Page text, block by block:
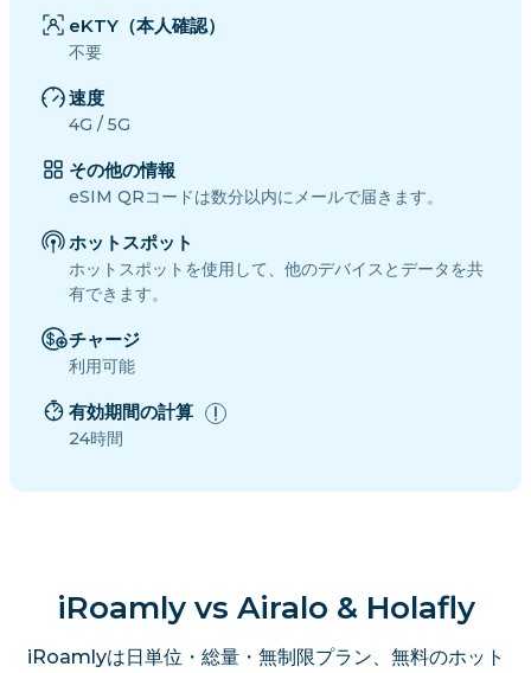
eKTY（本人確認）
不要
速度
4G / 5G
その他の情報
eSIM QRコードは数分以内にメールで届きます。
ホットスポット
ホットスポットを使用して、他のデバイスとデータを共
有できます。
チャージ
利用可能
有効期間の計算
24時間
iRoamly vs Airalo & Holafly
iRoamlyは日単位・総量・無制限プラン、無料のホット